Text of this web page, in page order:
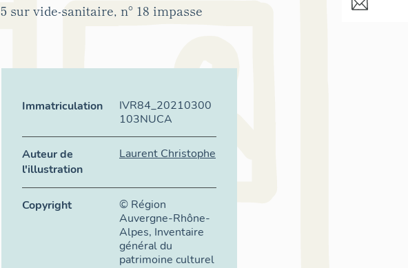
sur vide-sanitaire, n° 18 impasse
Immatriculation
IVR84_20210300
103NUCA
Auteur de
l'illustration
Laurent Christophe
Copyright
© Région
Auvergne-Rhône-
Alpes, Inventaire
général du
patrimoine culturel